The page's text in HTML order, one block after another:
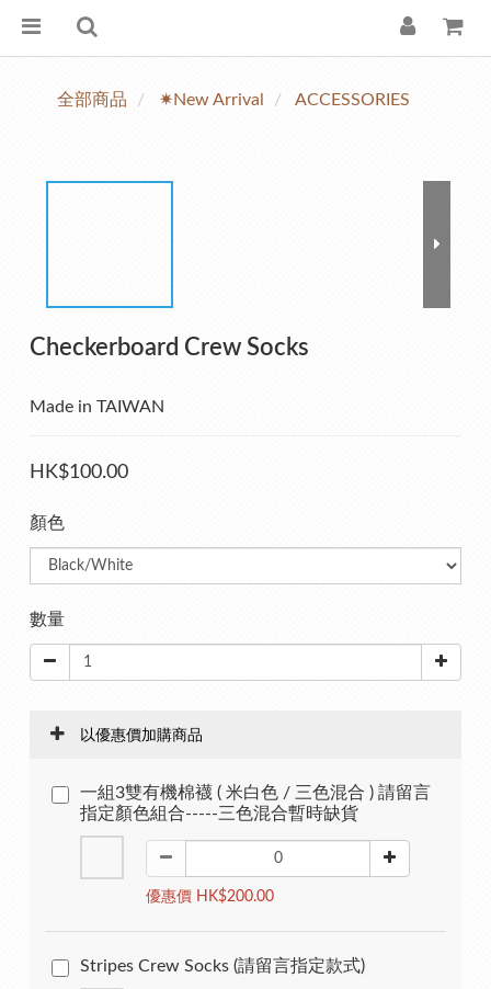
全部商品 ✷New Arrival ACCESSORIES
Checkerboard Crew Socks
Made in TAIWAN
HK$100.00
顏色
數量
以優惠價加購商品
一組3雙有機棉襪 ( 米白色 / 三色混合 ) 請留言
指定顏色組合-----三色混合暫時缺貨
優惠價 HK$200.00
Stripes Crew Socks (請留言指定款式)